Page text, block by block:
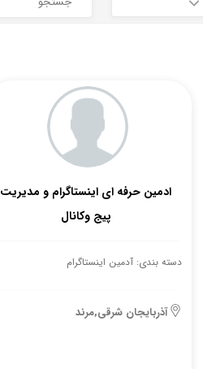
ادمین حرفه ای اینستاگرام و مدیریت
پیج وکانال
دسته بندی: آدمین اینستاگرام
آذربایجان شرقی,مرند